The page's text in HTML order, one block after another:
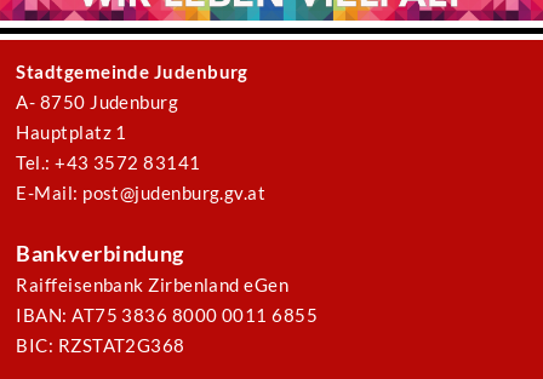
Stadtgemeinde Judenburg
A- 8750 Judenburg
Hauptplatz 1
Tel.: +43 3572 83141
E-Mail: post@judenburg.gv.at
Bankverbindung
Raiffeisenbank Zirbenland eGen
IBAN: AT75 3836 8000 0011 6855
BIC: RZSTAT2G368